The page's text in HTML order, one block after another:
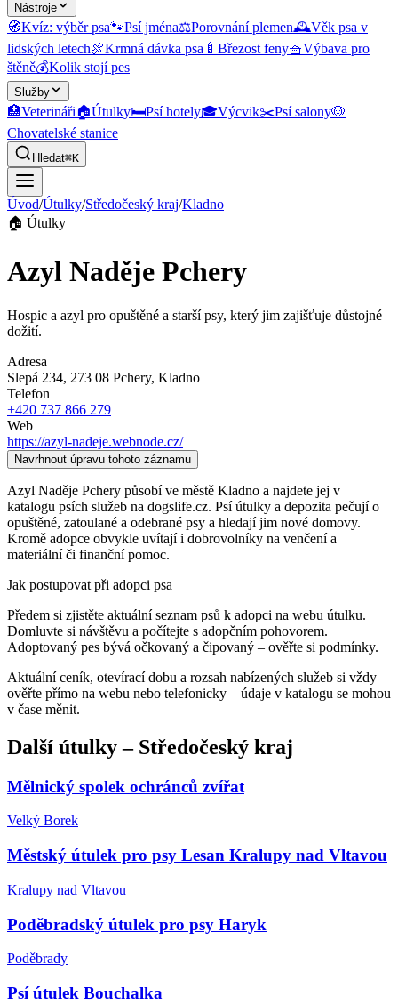
Nástroje
🧭Kvíz: výběr psa🐾Psí jména⚖️Porovnání plemen🕰️Věk psa v
lidských letech🍖Krmná dávka psa 🍼 Březost feny🧺Výbava pro
štěně💰Kolik stojí pes
Služby
🏥Veterináři🏠Útulky🛏️Psí hotely🎓Výcvik✂️Psí salony🐶
Chovatelské stanice
Hledat⌘K
Úvod/Útulky/Středočeský kraj/Kladno
🏠 Útulky
Azyl Naděje Pchery
Hospic a azyl pro opuštěné a starší psy, který jim zajišťuje důstojné
dožití.
Adresa
Slepá 234, 273 08 Pchery, Kladno
Telefon
+420 737 866 279
Web
https://azyl-nadeje.webnode.cz/
Navrhnout úpravu tohoto záznamu
Azyl Naděje Pchery působí ve městě Kladno a najdete jej v
katalogu psích služeb na dogslife.cz. Psí útulky a depozita pečují o
opuštěné, zatoulané a odebrané psy a hledají jim nové domovy.
Kromě adopce obvykle uvítají i dobrovolníky na venčení a
materiální či finanční pomoc.
Jak postupovat při adopci psa
Předem si zjistěte aktuální seznam psů k adopci na webu útulku.
Domluvte si návštěvu a počítejte s adopčním pohovorem.
Adoptovaný pes bývá očkovaný a čipovaný – ověřte si podmínky.
Aktuální ceník, otevírací dobu a rozsah nabízených služeb si vždy
ověřte přímo na webu nebo telefonicky – údaje v katalogu se mohou
v čase měnit.
Další útulky– Středočeský kraj
Mělnický spolek ochránců zvířat
Velký Borek
Městský útulek pro psy Lesan Kralupy nad Vltavou
Kralupy nad Vltavou
Poděbradský útulek pro psy Haryk
Poděbrady
Psí útulek Bouchalka